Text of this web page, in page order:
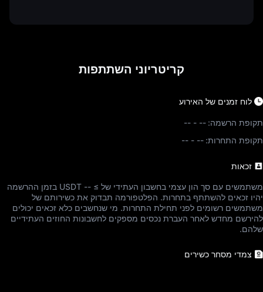
קריטריוני השתתפות
לוח זמנים של האירוע
תקופת הרשמה: --
-
--
תקופת התחרות: --
-
--
זכאות
משתמשים עם סך הון עצמי בחשבון העתידי של ≥ -- USDT בזמן ההרשמה
יהיו זכאים להשתתף בתחרות. הפלטפורמה תבדוק את כשירותם של
משתמשים רשומים לפני תחילת התחרות. מי שנחשבים כלא זכאים יכולים
להירשם מחדש לאחר העברת נכסים מספקים לחשבונות החוזים העתידיים
שלהם.
צמדי מסחר כשירים